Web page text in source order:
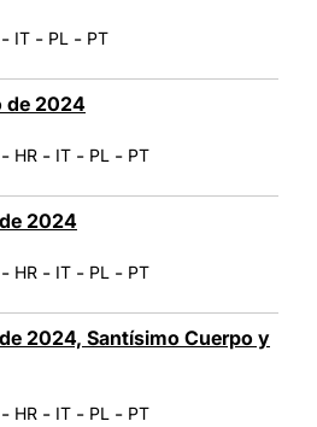
- IT - PL - PT
de 2024
- HR - IT - PL - PT
2024
- HR - IT - PL - PT
2024, Santísimo Cuerpo y
- HR - IT - PL - PT